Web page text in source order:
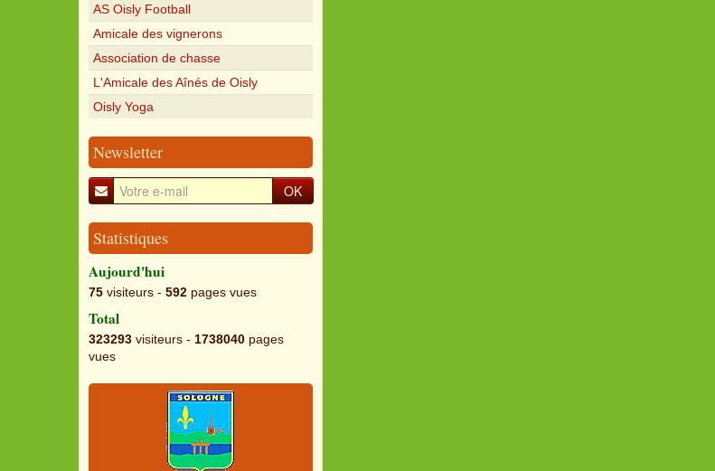
AS Oisly Football
Amicale des vignerons
Association de chasse
L'Amicale des Aînés de Oisly
Oisly Yoga
Newsletter
OK
Statistiques
Aujourd'hui
75 visiteurs - 592 pages vues
Total
323293 visiteurs - 1738040 pages
vues